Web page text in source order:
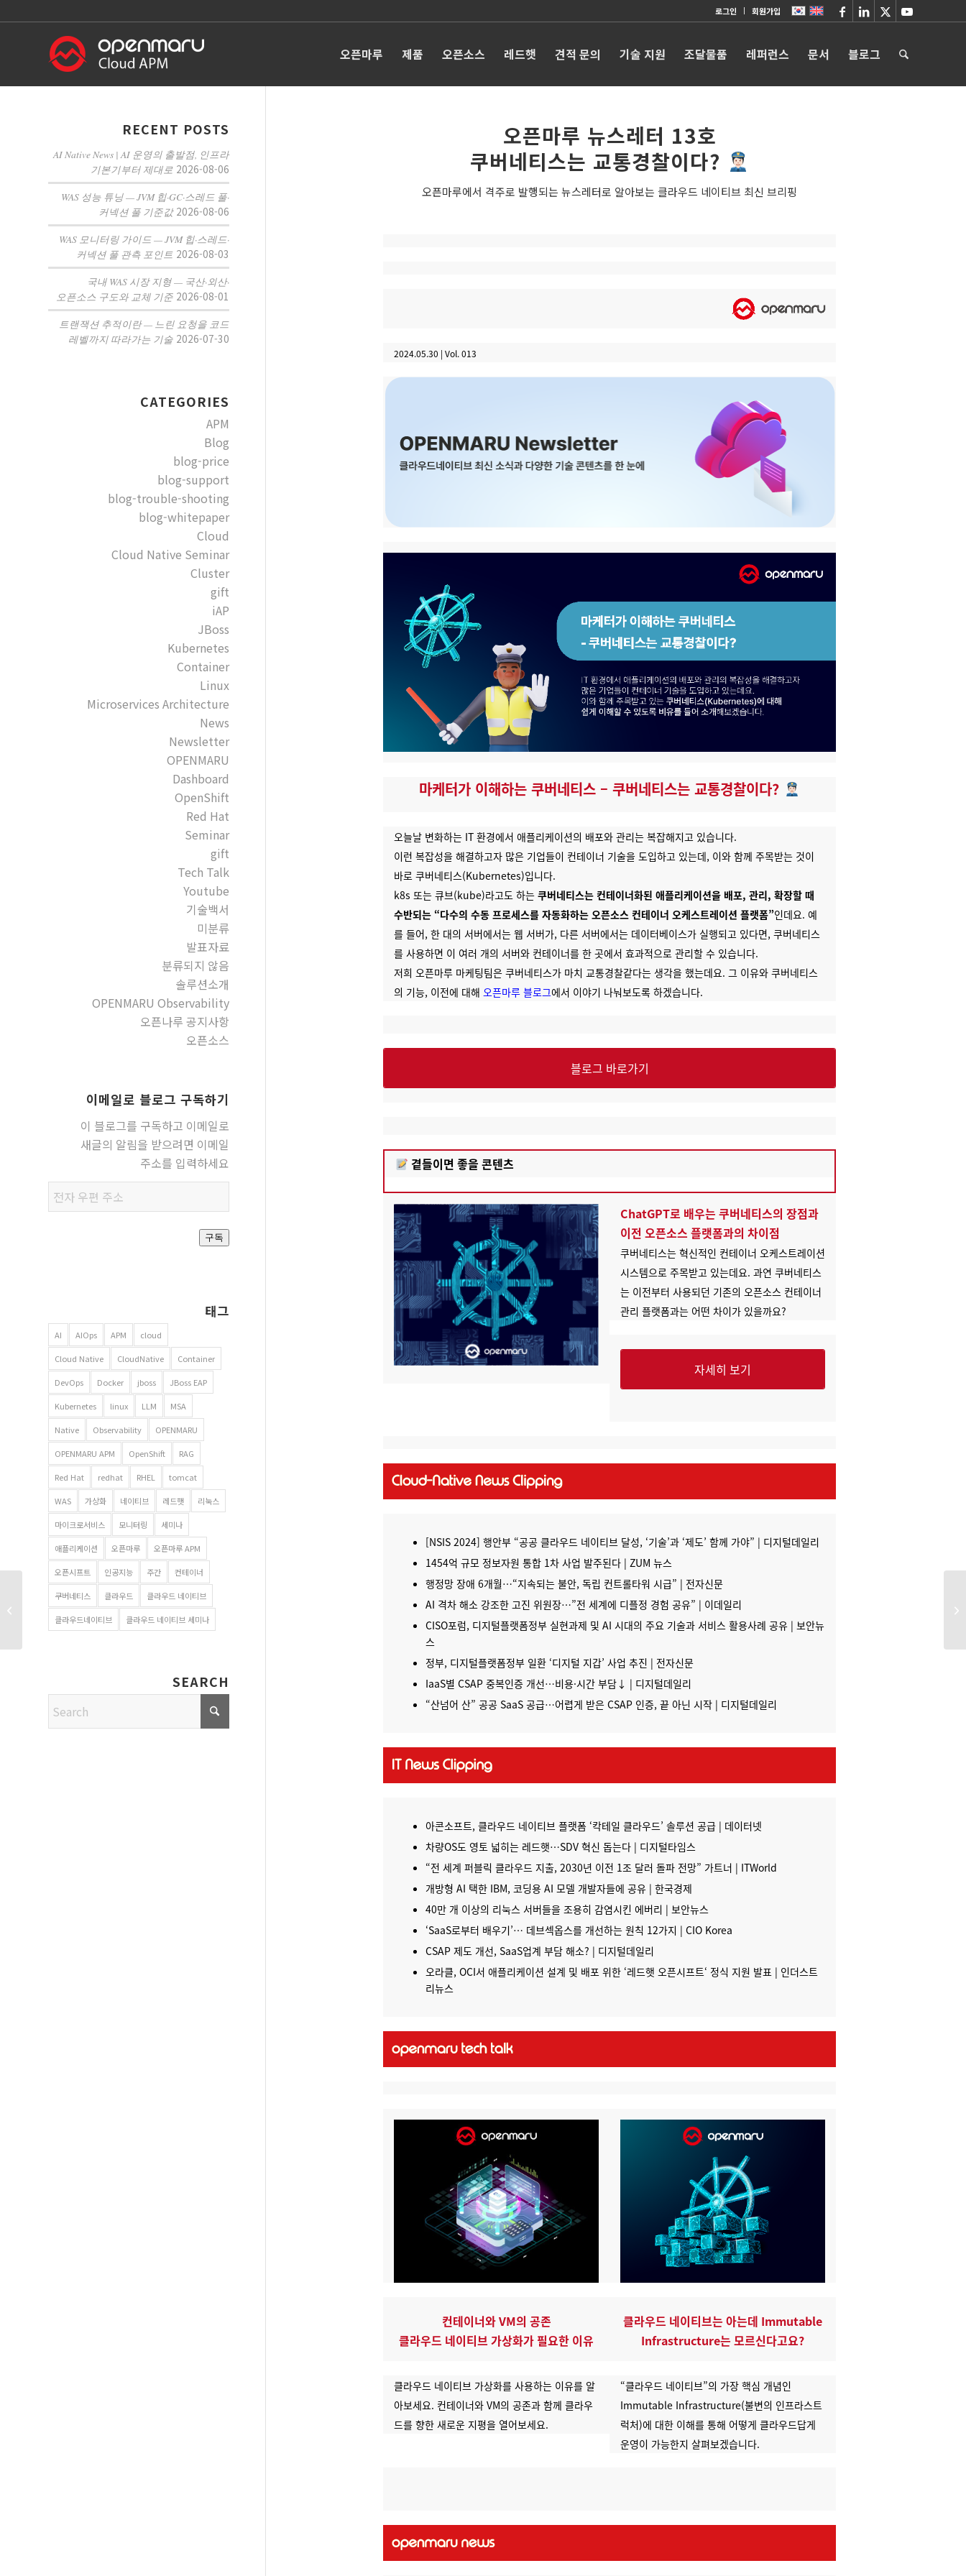
로그인 회원가입
오픈마루 제품 오픈소스 레드햇 견적 문의 기술 지원 조달물품 레퍼런스 문서 블로그
오픈마루 뉴스레터 13호
쿠버네티스는 교통경찰이다?
오픈마루에서 격주로 발행되는 뉴스레터로 알아보는 클라우드 네이티브 최신 브리핑
2024.05.30 | Vol. 013
마케터가 이해하는 쿠버네티스 – 쿠버네티스는 교통경찰이다?
오늘날 변화하는 IT 환경에서 애플리케이션의 배포와 관리는 복잡해지고 있습니다.
이런 복잡성을 해결하고자 많은 기업들이 컨테이너 기술을 도입하고 있는데, 이와 함께 주목받는 것이
바로 쿠버네티스(Kubernetes)입니다.
k8s 또는 큐브(kube)라고도 하는쿠버네티스는 컨테이너화된 애플리케이션을 배포, 관리, 확장할 때
수반되는 “다수의 수동 프로세스를 자동화하는 오픈소스 컨테이너 오케스트레이션 플랫폼”인데요. 예
를 들어, 한 대의 서버에서는 웹 서버가, 다른 서버에서는 데이터베이스가 실행되고 있다면, 쿠버네티스
를 사용하면 이 여러 개의 서버와 컨테이너를 한 곳에서 효과적으로 관리할 수 있습니다.
저희 오픈마루 마케팅팀은 쿠버네티스가 마치 교통경찰같다는 생각을 했는데요. 그 이유와 쿠버네티스
의 기능, 이전에 대해 오픈마루 블로그에서 이야기 나눠보도록 하겠습니다.
블로그 바로가기
곁들이면 좋을 콘텐츠
ChatGPT로 배우는 쿠버네티스의 장점과
이전 오픈소스 플랫폼과의 차이점
쿠버네티스는 혁신적인 컨테이너 오케스트레이션
시스템으로 주목받고 있는데요. 과연 쿠버네티스
는 이전부터 사용되던 기존의 오픈소스 컨테이너
관리 플랫폼과는 어떤 차이가 있을까요?
자세히 보기
[NSIS 2024] 행안부 “공공 클라우드 네이티브 달성, ‘기술’과 ‘제도’ 함께 가야” | 디지털데일리
1454억 규모 정보자원 통합 1차 사업 발주된다 | ZUM 뉴스
행정망 장애 6개월…“지속되는 불안, 독립 컨트롤타워 시급” | 전자신문
AI 격차 해소 강조한 고진 위원장…”전 세계에 디플정 경험 공유” | 이데일리
CISO포럼, 디지털플랫폼정부 실현과제 및 AI 시대의 주요 기술과 서비스 활용사례 공유 | 보안뉴
스
정부, 디지털플랫폼정부 일환 ‘디지털 지갑’ 사업 추진 | 전자신문
IaaS별 CSAP 중복인증 개선…비용·시간 부담↓ | 디지털데일리
“산넘어 산” 공공 SaaS 공급…어렵게 받은 CSAP 인증, 끝 아닌 시작 | 디지털데일리
아콘소프트, 클라우드 네이티브 플랫폼 ‘칵테일 클라우드’ 솔루션 공급 | 데이터넷
차량OS도 영토 넓히는 레드햇…SDV 혁신 돕는다 | 디지털타임스
“전 세계 퍼블릭 클라우드 지출, 2030년 이전 1조 달러 돌파 전망” 가트너 | ITWorld
개방형 AI 택한 IBM, 코딩용 AI 모델 개발자들에 공유 | 한국경제
40만 개 이상의 리눅스 서버들을 조용히 감염시킨 에버리 | 보안뉴스
‘SaaS로부터 배우기’… 데브섹옵스를 개선하는 원칙 12가지 | CIO Korea
CSAP 제도 개선, SaaS업계 부담 해소? | 디지털데일리
오라클, OCI서 애플리케이션 설계 및 배포 위한 ‘레드햇오픈시프트‘ 정식 지원 발표 | 인더스트
리뉴스
컨테이너와 VM의 공존
클라우드 네이티브 가상화가 필요한 이유
클라우드 네이티브는 아는데 Immutable
Infrastructure는 모르신다고요?
클라우드 네이티브 가상화를 사용하는 이유를 알
아보세요. 컨테이너와 VM의 공존과 함께 클라우
드를 향한 새로운 지평을 열어보세요.
“클라우드 네이티브”의 가장 핵심 개념인
Immutable Infrastructure(불변의 인프라스트
럭처)에 대한 이해를 통해 어떻게 클라우드답게
운영이 가능한지 살펴보겠습니다.
RECENT POSTS
AI Native News | AI 운영의 출발점, 인프라
기본기부터 제대로 2026-08-06
WAS 성능 튜닝 — JVM 힙·GC·스레드 풀·
커넥션 풀 기준값 2026-08-06
WAS 모니터링 가이드 — JVM 힙·스레드·
커넥션 풀 관측 포인트 2026-08-03
국내 WAS 시장 지형 — 국산·외산·
오픈소스 구도와 교체 기준 2026-08-01
트랜잭션 추적이란 — 느린 요청을 코드
레벨까지 따라가는 기술 2026-07-30
CATEGORIES
APM
Blog
blog-price
blog-support
blog-trouble-shooting
blog-whitepaper
Cloud
Cloud Native Seminar
Cluster
gift
iAP
JBoss
Kubernetes
Container
Linux
Microservices Architecture
News
Newsletter
OPENMARU
Dashboard
OpenShift
Red Hat
Seminar
gift
Tech Talk
Youtube
기술백서
미분류
발표자료
분류되지 않음
솔루션소개
OPENMARU Observability
오픈나루 공지사항
오픈소스
이메일로 블로그 구독하기
이 블로그를 구독하고 이메일로
새글의 알림을 받으려면 이메일
주소를 입력하세요
우편
주소
구독
태그
AI AIOps APM cloud
Cloud Native CloudNative Container
DevOps Docker jboss JBoss EAP
Kubernetes linux LLM MSA
Native Observability OPENMARU
OPENMARU APM OpenShift RAG
Red Hat redhat RHEL tomcat
WAS 가상화 네이티브 레드햇 리눅스
마이크로서비스 모니터링 세미나
애플리케이션 오픈마루 오픈마루 APM
오픈시프트 인공지능 주간 컨테이너
쿠버네티스 클라우드 클라우드 네이티브
클라우드네이티브 클라우드 네이티브 세미나
SEARCH
마케터가 이해하는
쿠버네티스 –
쿠버네티스는 교통...